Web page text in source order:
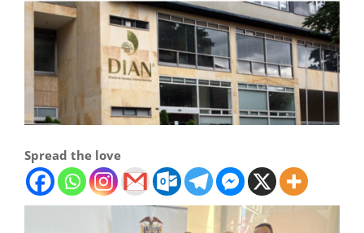
Spread the love